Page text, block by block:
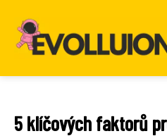
5 klíčových faktorů